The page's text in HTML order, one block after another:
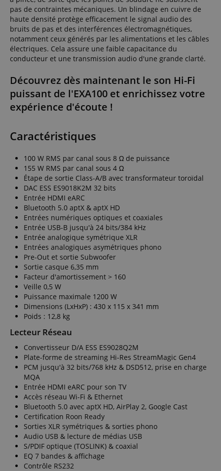
pas de contraintes mécaniques. Un blindage en cuivre de
haute densité protège efficacement le signal audio des
bruits de pas et des interférences électromagnétiques,
notamment ceux générés par les alimentations et les câbles
électriques. Cela assure une faible capacitance du
conducteur et une transmission audio d'une grande clarté.
Découvrez dès maintenant le son Hi-Fi
puissant de l'EXA100 et enrichissez votre
expérience d'écoute !
Caractéristiques
100 W RMS par canal sous 8 Ω de puissance
155 W RMS par canal sous 4 Ω
Étape de sortie Class-A/B avec transformateur toroïdal
DAC ESS ES9018K2M 32 bits
Entrée HDMI eARC
Bluetooth 5.0 aptX & aptX HD
Entrées numériques optiques et coaxiales
Entrée USB-B jusqu'à 24 bits/384 kHz
Entrée analogique symétrique XLR
Entrées analogiques asymétriques phono
Pre-Out et sortie Subwoofer
Sortie casque 6,35 mm
Facteur d'amortissement > 160
Veille 0,5 W
Puissance maximale 1200 W
Dimensions (LxHxP) : 430 x 115 x 341 mm
Poids : 12,8 kg
Lecteur Réseau
Convertisseur D/A ESS ES9028Q2M
Plate-forme de streaming Hi-Res StreamMagic Gen4
PCM jusqu'à 32 bits/768 kHz & DSD512, prise en charge
MQA
Entrée HDMI eARC pour son TV
Accès réseau Wi-Fi & Ethernet
Bluetooth 5.0 avec aptX HD, AirPlay 2, Google Cast
Certification Roon Ready
Sorties XLR symétriques & sorties phono
Audio USB & lecture de médias USB
S/PDIF optique (TOSLINK) & coaxial
EQ 7 bandes & affichage
Contrôle RS232